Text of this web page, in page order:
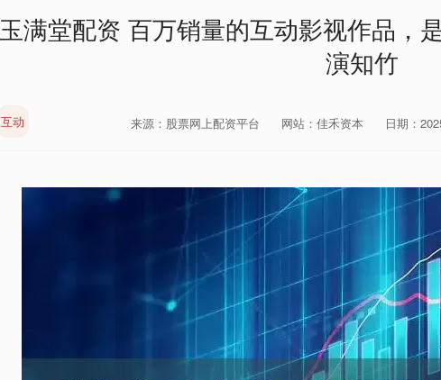
玉满堂配资 百万销量的互动影视作品，
演知竹
互动 来源：股票网上配资平台 网站：佳禾资本 日期：